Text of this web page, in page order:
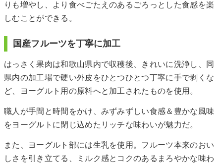
りも増やし、より食べごたえのあるごろっとした食感を楽
しむことができる。
国産フルーツを丁寧に加工
はっさく果肉は和歌山県内で収穫後、きれいに洗浄し、同
県内の加工場で硬い外皮をひとつひとつ丁寧に手で剥くな
ど、ヨーグルト用の原料へと加工されたものを使用。
職人が手間と時間をかけ、みずみずしい食感＆豊かな風味
をヨーグルトに閉じ込めたリッチな味わいが魅力だ。
また、ヨーグルト部には生乳を使用。フルーツ本来のおい
しさを引き立てる、ミルク感とコクのあるまろやかな味わ